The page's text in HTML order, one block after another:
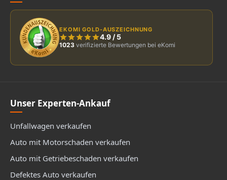
EKOMI GOLD-AUSZEICHNUNG
4.9 /5
1023 verifizierte Bewertungen bei eKomi
Unser Experten-Ankauf
Unfallwagen verkaufen
Auto mit Motorschaden verkaufen
Auto mit Getriebeschaden verkaufen
Defektes Auto verkaufen